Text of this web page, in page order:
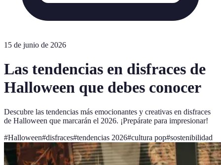
15 de junio de 2026
Las tendencias en disfraces de
Halloween que debes conocer
Descubre las tendencias más emocionantes y creativas en disfraces
de Halloween que marcarán el 2026. ¡Prepárate para impresionar!
#Halloween#disfraces#tendencias 2026#cultura pop#sostenibilidad